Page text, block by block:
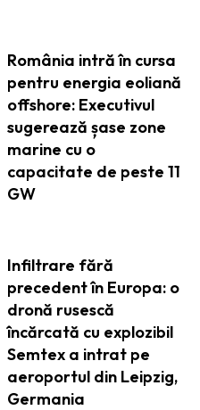
România intră în cursa
pentru energia eoliană
offshore: Executivul
sugerează șase zone
marine cu o
capacitate de peste 11
GW
Infiltrare fără
precedent în Europa: o
dronă rusescă
încărcată cu explozibil
Semtex a intrat pe
aeroportul din Leipzig,
Germania